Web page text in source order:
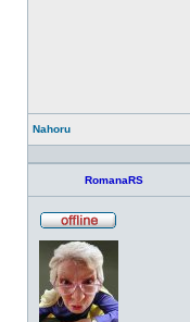
Nahoru
RomanaRS